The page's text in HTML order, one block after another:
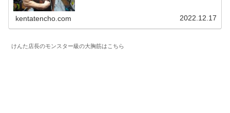
kentatencho.com 2022.12.17
けんた店長のモンスター級の大胸筋はこちら